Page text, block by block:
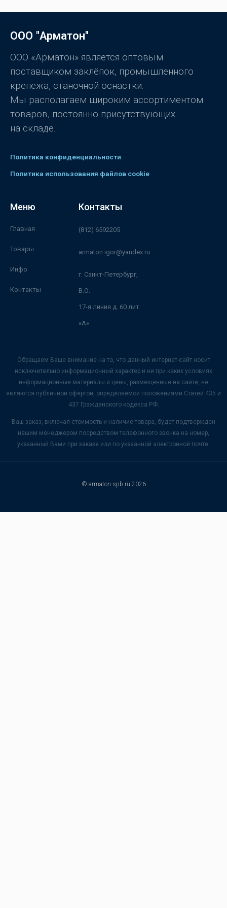
з
ООО "Арматон"
ООО «Арматон» является оптовым
поставщиком заклёпок, промышленного
крепежа, станочной оснастки.
Мы располагаем широким ассортиментом
товаров, постоянно присутствующих
на складе.
Политика конфиденциальности
Политика использования файлов cookie
Меню
Главная
Товары
Инфо
Контакты
Контакты
(812) 6592205
armaton.igor@yandex.ru
г. Санкт-Петербург,
В.О.
17-я линия д. 60 лит.
«А»
Обращаем Ваше внимание на то, что данный интернет-сайт носит
исключительно информационный характер и ни при каких условиях
информационные материалы и цены, размещенные на сайте, не
являются публичной офертой, определяемой положениями Статей 435 и
437 Гражданского кодекса РФ.
Ваш заказ, включая стоимость и наличие товара, будет подтвержден
нашим менеджером посредством телефонного звонка на номер,
указанный Вами при заказе или по указанной электронной почте.
© armaton-spb.ru 2026